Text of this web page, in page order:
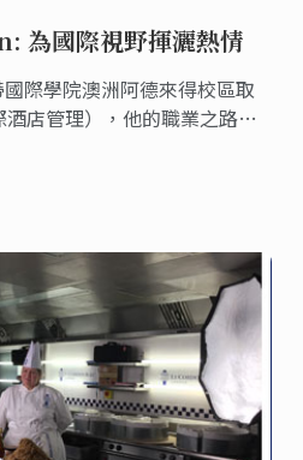
為國際視野揮灑熱情
際學院澳洲阿德來得校區取
店管理），他的職業之路專